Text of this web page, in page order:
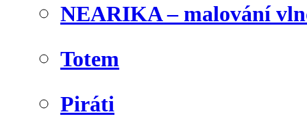
NEARIKA – malování
Totem
Piráti